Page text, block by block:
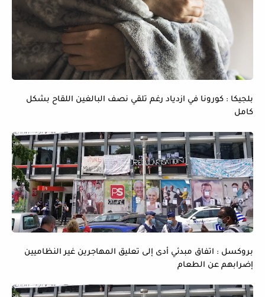
بلجيكا : كورونا في ازدياد رغم تلقي نصف البالغين اللقاح بشكل
كامل
بروكسل : اتفاق مبدئي أدى إلى تعليق المهاجرين غير النظاميين
إضرابهم عن الطعام